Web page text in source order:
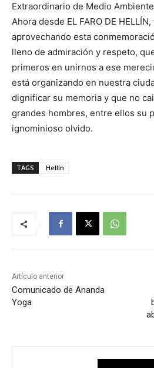
Extraordinario de Medio
Ahora desde EL FARO DE
aprovechando esta
lleno de admiración y respeto,
primeros en unirnos a ese
está organizando en nuestra
dignificar su memoria y que no
grandes hombres, entre ellos su
ignominioso olvido.
TAGS Hellín
Artículo anterior
Comunicado de Ananda
Yoga